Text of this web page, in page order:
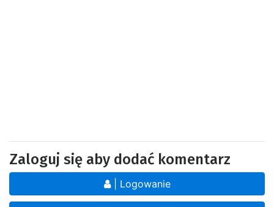
Zaloguj się aby dodać komentarz
| Logowanie